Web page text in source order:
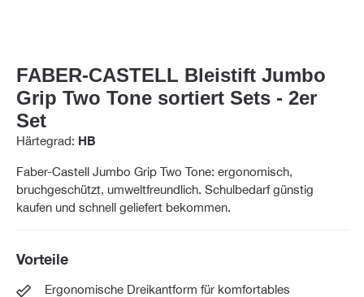
FABER-CASTELL Bleistift Jumbo
Grip Two Tone sortiert Sets - 2er
Set
Härtegrad: HB
Faber-Castell Jumbo Grip Two Tone: ergonomisch,
bruchgeschützt, umweltfreundlich. Schulbedarf günstig
kaufen und schnell geliefert bekommen.
Vorteile
Ergonomische Dreikantform für komfortables